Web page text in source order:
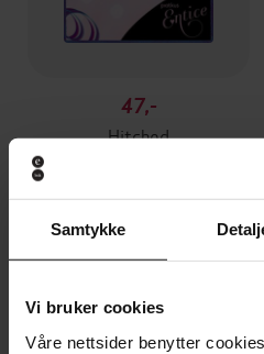
Samtykke
Vi bruker cookies
Våre nettsider benytter
47,-
Hitched
Andre har også kjøpt